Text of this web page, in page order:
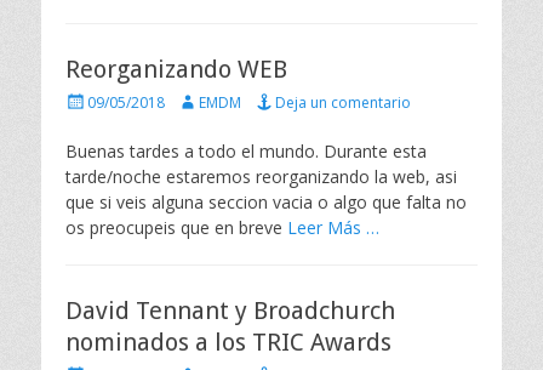
Reorganizando WEB
P
b
l
i
c
a
e
l
09/05/2018
A
t
o
r
EMDM Deja un comentario
Buenas tardes a todo el mundo. Durante esta
tarde/noche estaremos reorganizando la web, asi
que si veis alguna seccion vacia o algo que falta no
os preocupeis que en breve Leer Más …
David Tennant y Broadchurch
nominados a los TRIC Awards